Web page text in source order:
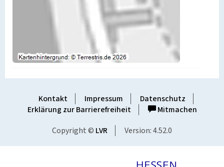
Kontakt Impressum
Datenschutz
Erklärung zur Barrierefreiheit
Mitmachen
Copyright © LVR Version: 4.52.0